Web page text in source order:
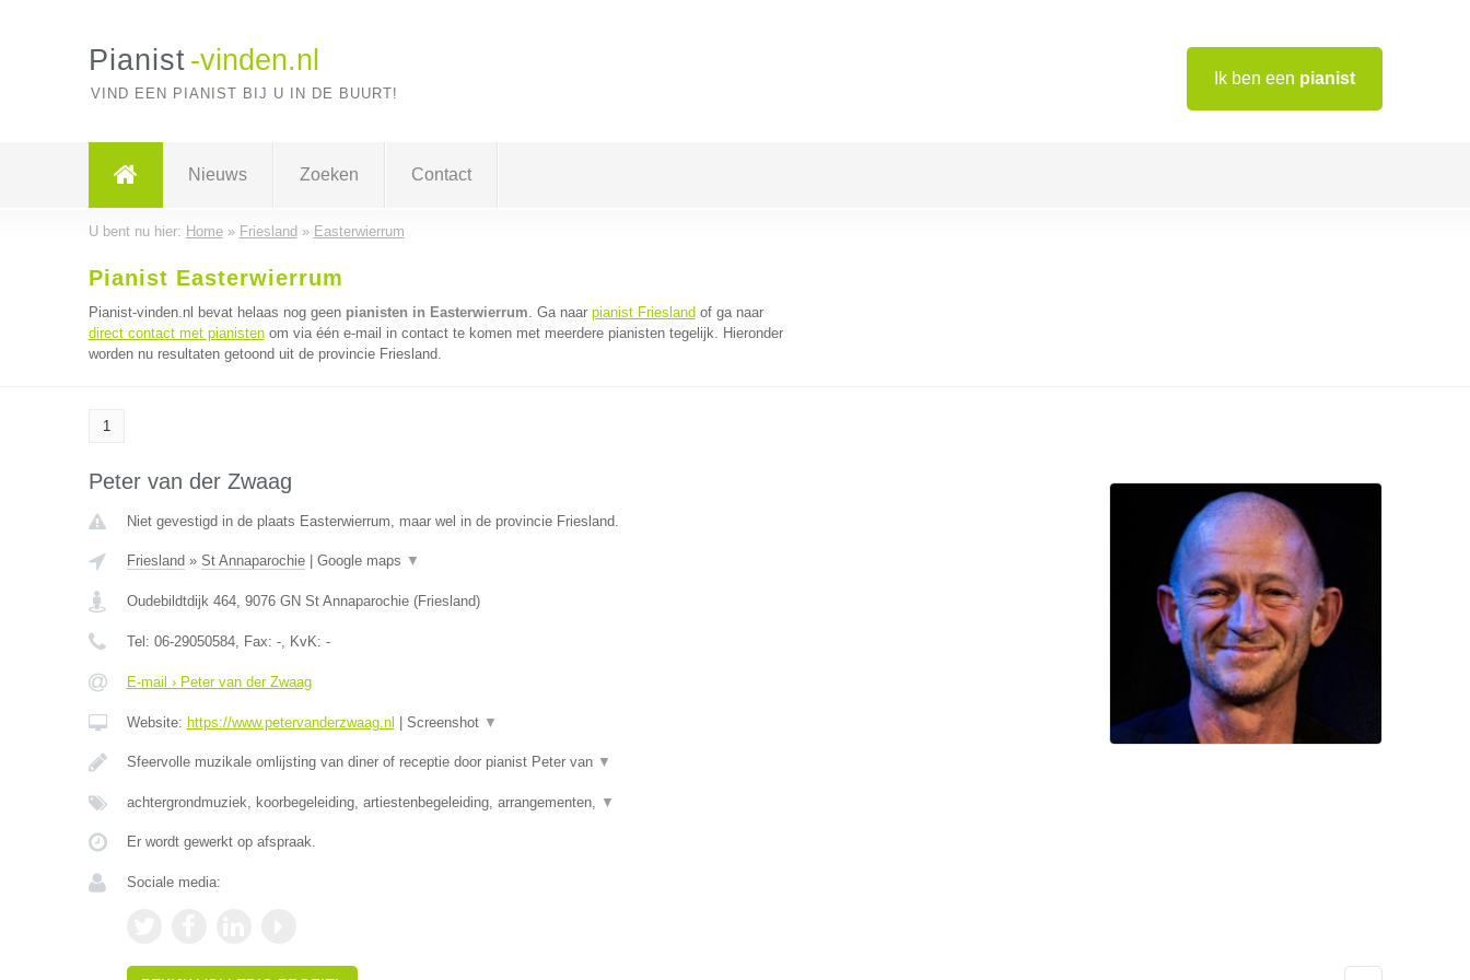
Ik ben een pianist
Pianist -vinden.nl
VIND EEN PIANIST BIJ U IN DE BUURT!
Nieuws Zoeken Contact
U bent nu hier: Home» Friesland » Easterwierrum
Pianist Easterwierrum
Pianist-vinden.nl bevat helaas nog geen pianisten in Easterwierrum. Ga naar pianist Friesland of ga naar
direct contact met pianistenom via één e-mail in contact te komen met meerdere pianisten tegelijk. Hieronder
worden nu resultaten getoond uit de provincie Friesland.
1
Peter van der Zwaag
Niet gevestigd in de plaats Easterwierrum, maar wel in de provincie Friesland.
Friesland » St Annaparochie| Google maps ▼
Oudebildtdijk 464, 9076 GN St Annaparochie(Friesland)
Tel: 06-29050584, Fax: -, KvK: -
E-mail › Peter van der Zwaag
Website: https://www.petervanderzwaag.nl Screenshot ▼
Sfeervolle muzikale omlijsting van diner of receptie door pianist Peter van ▼
achtergrondmuziek, koorbegeleiding, artiestenbegeleiding, arrangementen, ▼
Er wordt gewerkt op afspraak.
Sociale media: